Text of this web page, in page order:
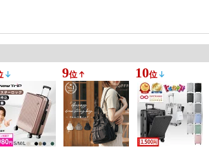
9位 10位